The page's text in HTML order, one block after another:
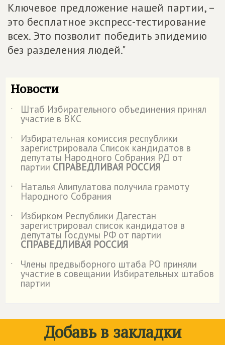
Ключевое предложение нашей партии, –
это бесплатное экспресс-тестирование
всех. Это позволит победить эпидемию
без разделения людей."
Новости
˙ Штаб Избирательного объединения принял
участие в ВКС
˙
Избирательная комиссия республики
зарегистрировала Список кандидатов в
депутаты Народного Собрания РД от
партии СПРАВЕДЛИВАЯ РОССИЯ
˙
Наталья Алипулатова получила грамоту
Народного Собрания
˙
Избирком Республики Дагестан
зарегистрировал список кандидатов в
депутаты Госдумы РФ от партии
СПРАВЕДЛИВАЯ РОССИЯ
˙
Члены предвыборного штаба РО приняли
участие в совещании Избирательных штабов
партии
Добавь в закладки